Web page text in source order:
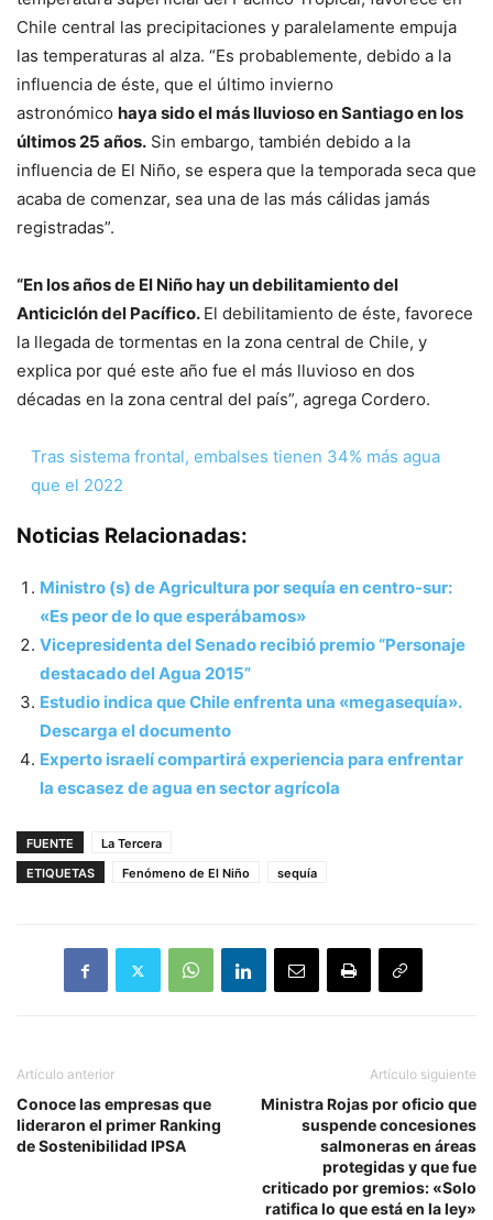
Chile central las precipitaciones y paralelamente empuja
las temperaturas al alza. “Es probablemente, debido a la
influencia de éste, que el último invierno
astronómico haya sido el más lluvioso en Santiago en los
últimos 25 años. Sin embargo, también debido a la
influencia de El Niño, se espera que la temporada seca que
acaba de comenzar, sea una de las más cálidas jamás
registradas”.
“En los años de El Niño hay un debilitamiento del
Anticiclón del Pacífico. El debilitamiento de éste, favorece
la llegada de tormentas en la zona central de Chile, y
explica por qué este año fue el más lluvioso en dos
décadas en la zona central del país”, agrega Cordero.
Tras sistema frontal, embalses tienen 34% más agua
que el 2022
Noticias Relacionadas:
Ministro (s) de Agricultura por sequía en centro-sur:
«Es peor de lo que esperábamos»
Vicepresidenta del Senado recibió premio “Personaje
destacado del Agua 2015”
Estudio indica que Chile enfrenta una «megasequía».
Descarga el documento
Experto israelí compartirá experiencia para enfrentar
la escasez de agua en sector agrícola
FUENTE
La Tercera
ETIQUETAS
Fenómeno de El Niño sequía
Artículo anterior
Conoce las empresas que
lideraron el primer Ranking
de Sostenibilidad IPSA
Artículo siguiente
Ministra Rojas por oficio que
suspende concesiones
salmoneras en áreas
protegidas y que fue
criticado por gremios: «Solo
ratifica lo que está en la ley»